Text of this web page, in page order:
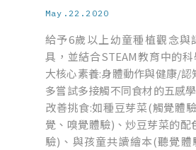
May.22.2020
給予6歲以上幼童種植觀念與
具，並結合STEAM教育中的
大核心素養:身體動作與健康/
多嘗試多接觸不同食材的五感
改善挑食:如種豆芽菜(觸覺體
覺、嗅覺體驗)、炒豆芽菜的配
驗)、與孩童共讀繪本(聽覺體